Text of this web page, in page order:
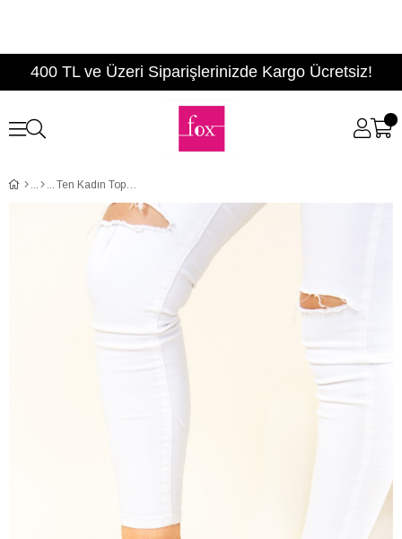
400 TL ve Üzeri Siparişlerinizde Kargo Ücretsiz!
Ten Kadın Topuklu Ayakkabı F422009202